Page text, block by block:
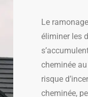
Le
éliminer les
cheminée
risque
cheminée,